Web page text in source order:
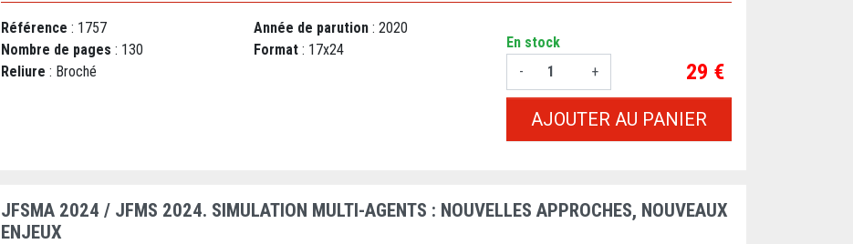
Référence : 1757 Année de parution : 2020
Nombre de pages : 130 Format : 17x24
Reliure : Broché
En stock
-
+ Prix
29 €
AJOUTER AU PANIER
JFSMA 2024 / JFMS 2024. SIMULATION MULTI-AGENTS : NOUVELLES APPROCHES, NOUVEAUX
ENJEUX